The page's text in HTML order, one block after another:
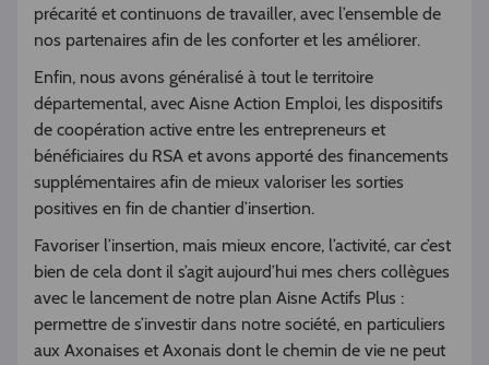
précarité et continuons de travailler, avec l’ensemble de
nos partenaires afin de les conforter et les améliorer.
Enfin, nous avons généralisé à tout le territoire
départemental, avec Aisne Action Emploi, les dispositifs
de coopération active entre les entrepreneurs et
bénéficiaires du RSA et avons apporté des financements
supplémentaires afin de mieux valoriser les sorties
positives en fin de chantier d’insertion.
Favoriser l’insertion, mais mieux encore, l’activité, car c’est
bien de cela dont il s’agit aujourd’hui mes chers collègues
avec le lancement de notre plan Aisne Actifs Plus :
permettre de s’investir dans notre société, en particuliers
aux Axonaises et Axonais dont le chemin de vie ne peut